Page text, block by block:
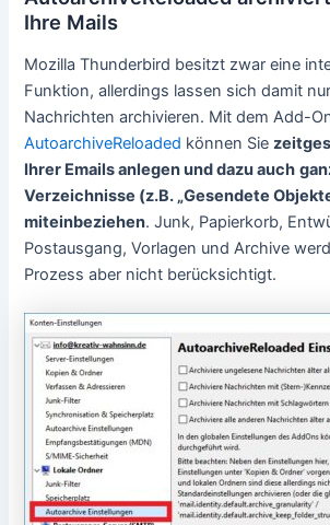
Ihre Mails
Mozilla Thunderbird besitzt zwar eine
Funktion, allerdings lassen sich damit
Nachrichten archivieren. Mit dem Add-
AutoarchiveReloaded können Sie
Ihrer Emails anlegen und dazu auch
Verzeichnisse (z.B. „Gesendete
miteinbeziehen. Junk, Papierkorb,
Postausgang, Vorlagen und Archive
Prozess aber nicht berücksichtigt.